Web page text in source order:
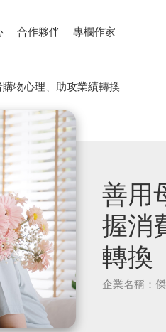
合作夥伴 專欄作家
物心理、助攻業績轉換
善用
握消
轉換
企業名稱：